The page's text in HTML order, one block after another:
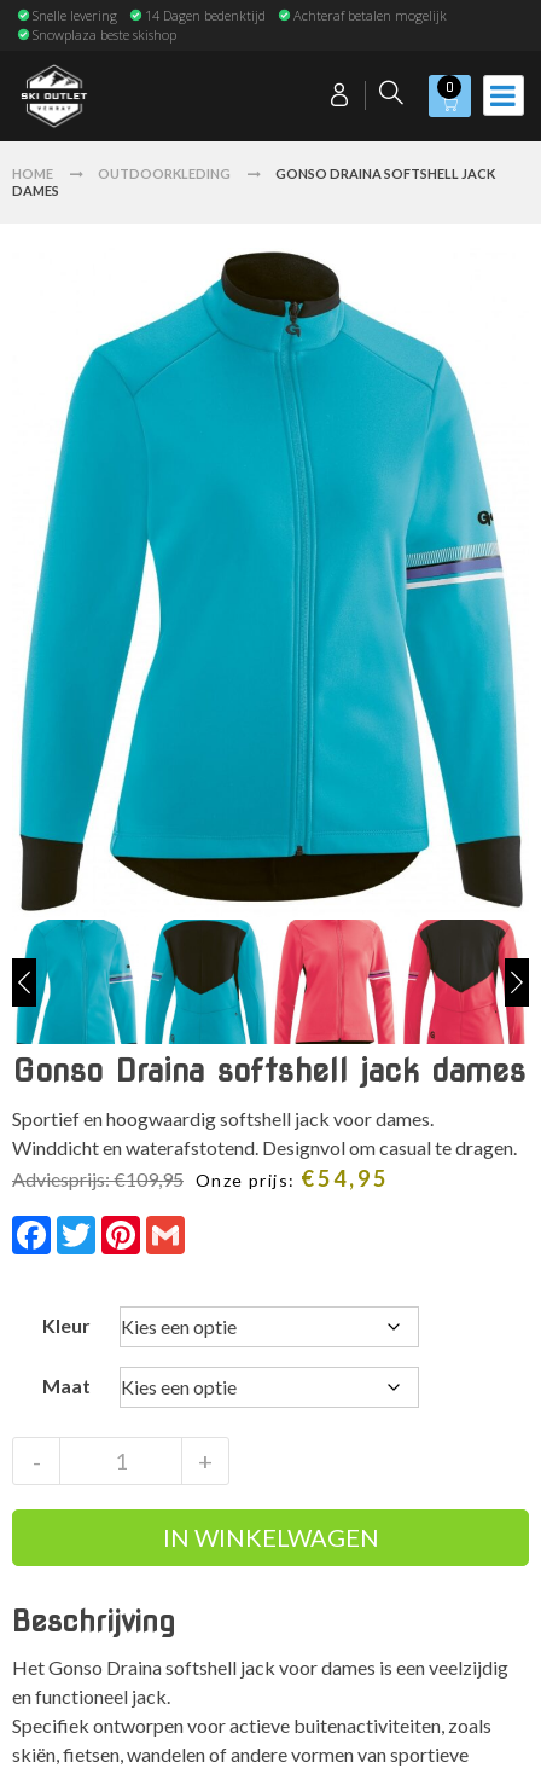
Snelle levering 14 Dagen bedenktijd
Achteraf betalen mogelijk
Snowplaza beste skishop
0
HOME OUTDOORKLEDING
GONSO DRAINA SOFTSHELL JACK
DAMES
Gonso Draina softshell jack dames
Sportief en hoogwaardig softshell jack voor dames.
Winddicht en waterafstotend. Designvol om casual te dragen.
Adviesprijs:€109,95 Onze prijs: €54,95
Facebook
TwitterPinterest
Kleur
Maat
Draina
softshell
dames
+
-
IN WINKELWAGEN
Beschrijving
Het Gonso Draina softshell jack voor dames is een veelzijdig
en functioneel jack.
Specifiek ontworpen voor actieve buitenactiviteiten, zoals
skiën, fietsen, wandelen of andere vormen van sportieve